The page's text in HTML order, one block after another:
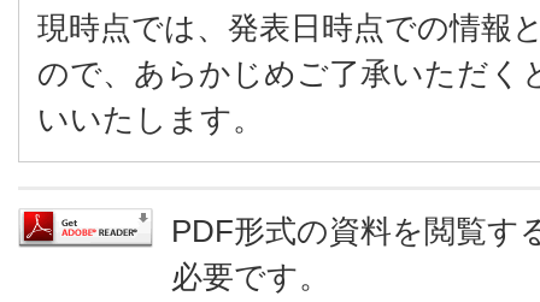
現時点では、発表日時点での情報
ので、あらかじめご了承いただく
いいたします。
PDF形式の資料を閲覧す
必要です。